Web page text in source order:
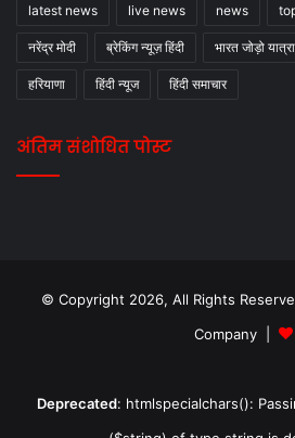
latest news live news news
नरेंद्र मोदी ब्रेकिंग न्यूज़ हिंदी भारत जोड़ो यात्रा
हरियाणा हिंदी न्यूज हिंदी समाचार
अंतिम संशोधित पोस्ट
© Copyright 2026, All Rights
Company |
Deprecated: htmlspecialchars():